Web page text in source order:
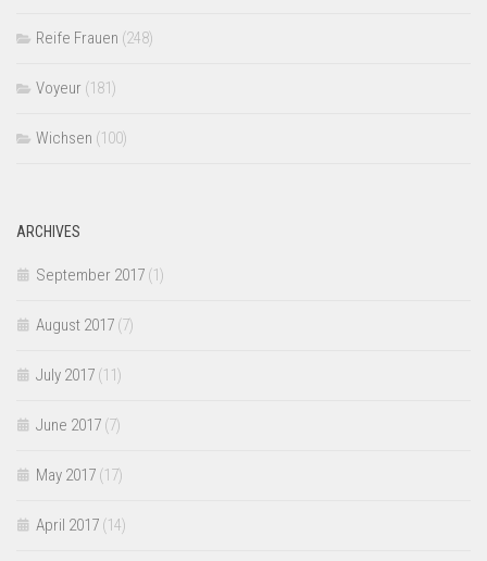
Reife Frauen (248)
Voyeur (181)
Wichsen (100)
ARCHIVES
September 2017 (1)
August 2017 (7)
July 2017 (11)
June 2017 (7)
May 2017 (17)
April 2017 (14)